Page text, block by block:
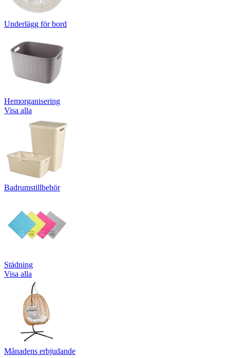
Underlägg för bord
Hemorganisering
Visa alla
Badrumstillbehör
Städning
Visa alla
Månadens erbjudande